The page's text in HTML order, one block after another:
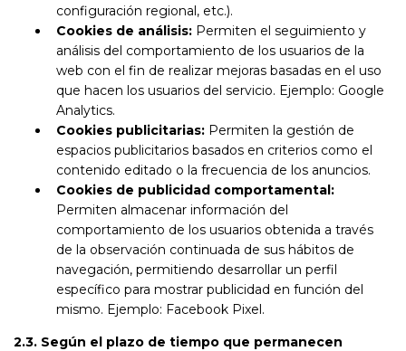
configuración regional, etc.).
Cookies de análisis: Permiten el seguimiento y
análisis del comportamiento de los usuarios de la
web con el fin de realizar mejoras basadas en el uso
que hacen los usuarios del servicio. Ejemplo: Google
Analytics.
Cookies publicitarias: Permiten la gestión de
espacios publicitarios basados en criterios como el
contenido editado o la frecuencia de los anuncios.
Cookies de publicidad comportamental:
Permiten almacenar información del
comportamiento de los usuarios obtenida a través
de la observación continuada de sus hábitos de
navegación, permitiendo desarrollar un perfil
específico para mostrar publicidad en función del
mismo. Ejemplo: Facebook Pixel.
2.3. Según el plazo de tiempo que permanecen